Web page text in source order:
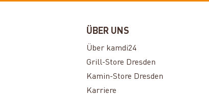
ÜBER UNS
Über kamdi24
Grill-Store Dresden
Kamin-Store Dresden
Karriere